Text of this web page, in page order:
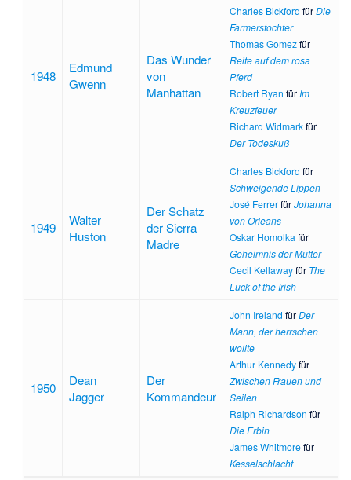
1948
Edmund
Gwenn
Das Wunder
von
Manhattan
Charles Bickford fürDie
Farmerstochter
Thomas Gomezfür
Reite auf dem rosa
Pferd
Robert Ryan für Im
Kreuzfeuer
Richard Widmarkfür
Der Todeskuß
1949
Walter
Huston
Der Schatz
der Sierra
Madre
Charles Bickford für
Schweigende Lippen
José FerrerfürJohanna
von Orleans
Oskar Homolka für
Geheimnis der Mutter
Cecil Kellawayfür The
Luck of the Irish
1950
Dean
Jagger
Der
Kommandeur
John Ireland fürDer
Mann, der herrschen
wollte
Arthur Kennedyfür
Zwischen Frauen und
Seilen
Ralph Richardson für
Die Erbin
James Whitmorefür
Kesselschlacht